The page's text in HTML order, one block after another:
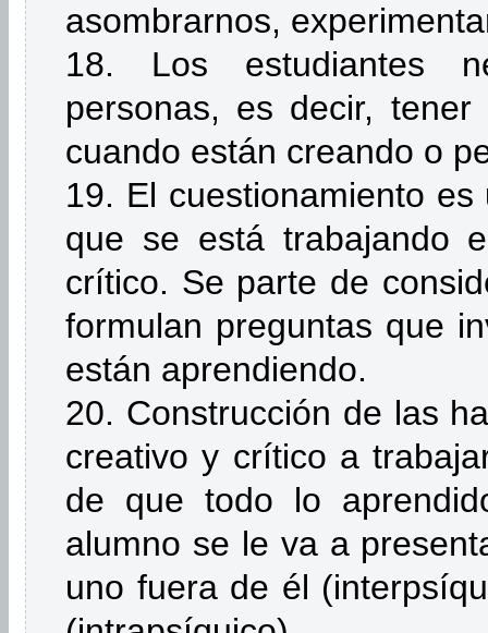
asombrarnos,
18. Los estudiantes
personas, es decir,
cuando están creando o
19. El cuestionamiento
que se está trabajando
crítico. Se parte de
formulan preguntas que
están aprendiendo.
20. Construcción de las
creativo y crítico a
de que todo lo
alumno se le va a
uno fuera de él